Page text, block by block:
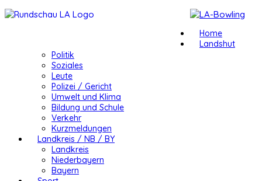
Home
Landshut
Politik
Soziales
Leute
Polizei / Gericht
Umwelt und Klima
Bildung und Schule
Verkehr
Kurzmeldungen
Landkreis / NB / BY
Landkreis
Niederbayern
Bayern